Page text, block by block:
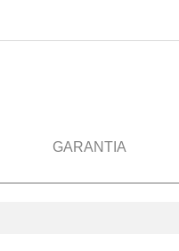
GARANTIA